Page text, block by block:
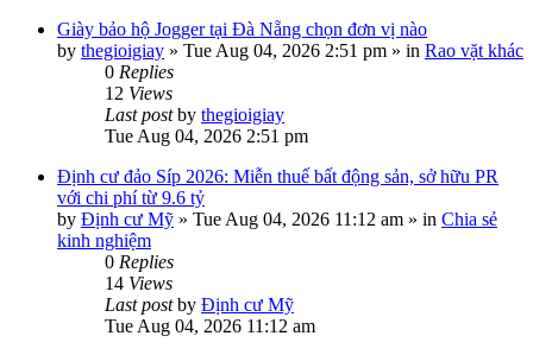
Giày bảo hộ Jogger tại Đà Nẵng chọn đơn vị nào
by thegioigiay » Tue Aug 04, 2026 2:51 pm » in Rao vặt khác
0 Replies
12 Views
Last postby thegioigiay
Tue Aug 04, 2026 2:51 pm
Định cư đảo Síp 2026: Miễn thuế bất động sản, sở hữu PR
với chi phí từ 9.6 tỷ
by Định cư Mỹ » Tue Aug 04, 2026 11:12 am » in Chia sẻ
kinh nghiệm
0 Replies
14 Views
Last postby Định cư Mỹ
Tue Aug 04, 2026 11:12 am